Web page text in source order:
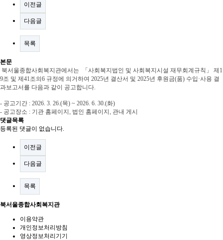
이전글
다음글
목록
본문
북서울종합사회복지관에서는 「사회복지법인 및 사회복지시설 재무회계규칙」 제1
9조 및 제41조의6 규정에 의거하여 2025년 결산서 및 2025년 후원금(품) 수입·사용 결
과보고서를 다음과 같이 공고합니다.
- 공고기간 : 2026. 3. 26.(목) ~ 2026. 6. 30.(화)
- 공고장소 : 기관 홈페이지 , 법인 홈페이지 , 관내 게시
댓글목록
등록된 댓글이 없습니다.
이전글
다음글
목록
북서울종합사회복지관
이용약관
개인정보처리방침
영상정보처리기기